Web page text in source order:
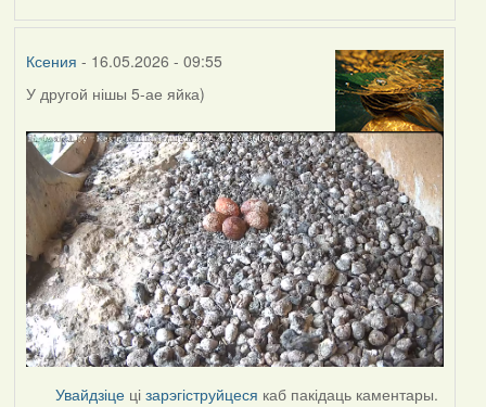
Ксения - 16.05.2026 - 09:55
У другой нішы 5-ае яйка)
Увайдзіце цізарэгіструйцеся каб пакідаць каментары.